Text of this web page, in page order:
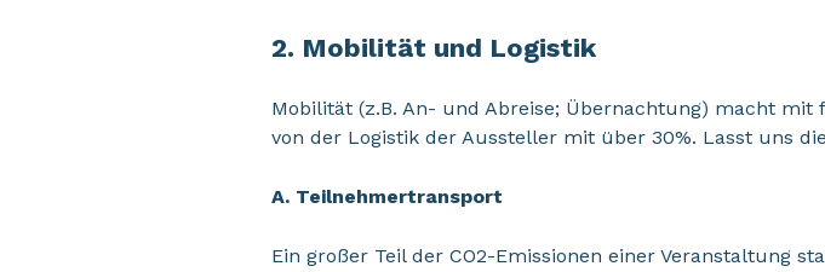
2. Mobilität und Logistik
Mobilität (z.B. An- und Abreise; Übernachtung) macht mit
von der Logistik der Aussteller mit über 30%. Lasst uns
A. Teilnehmertransport
Ein großer Teil der CO2-Emissionen einer Veranstaltung